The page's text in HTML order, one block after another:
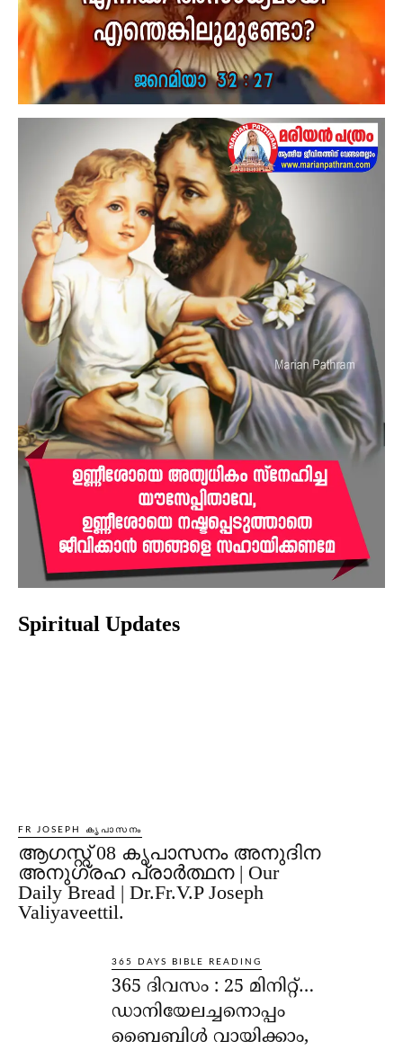
Spiritual Updates
FR JOSEPH കൃപാസനം
ആഗസ്റ്റ് 08 കൃപാസനം അനുദിന
അനുഗ്രഹ പ്രാർത്ഥന | Our
Daily Bread | Dr.Fr.V.P Joseph
Valiyaveettil.
365 DAYS BIBLE READING
365 ദിവസം : 25 മിനിറ്റ്…
ഡാനിയേലച്ചനൊപ്പം
ബൈബിൾ വായിക്കാം,